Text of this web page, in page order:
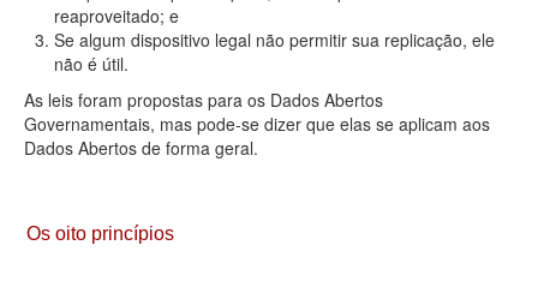
reaproveitado; e
Se algum dispositivo legal não permitir sua replicação, ele
não é útil.
As leis foram propostas para os Dados Abertos
Governamentais, mas pode-se dizer que elas se aplicam aos
Dados Abertos de forma geral.
Os oito princípios